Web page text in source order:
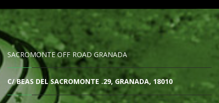
SACROMONTE OFF ROAD GRANADA
C/ BEAS DEL SACROMONTE .29, GRANADA, 18010